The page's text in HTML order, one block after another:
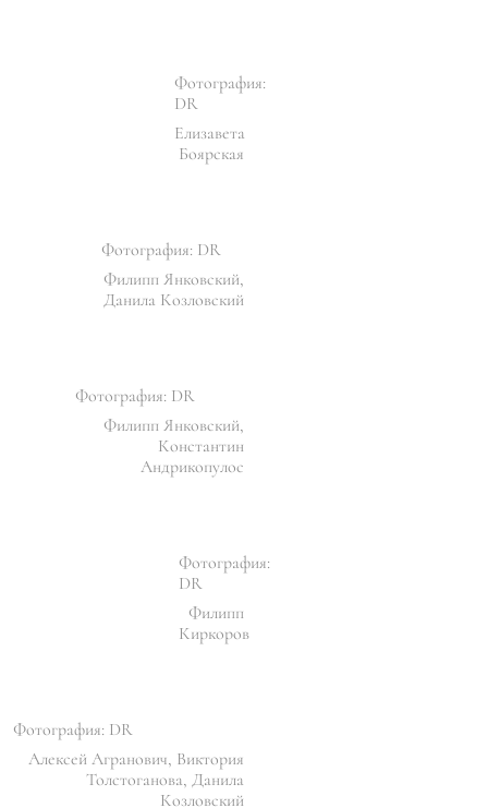
Фотография:
DR
Елизавета
Боярская
Фотография: DR
Филипп Янковский,
Данила Козловский
Фотография: DR
Филипп Янковский,
Константин
Андрикопулос
Фотография:
DR
Филипп
Киркоров
Фотография: DR
Алексей Агранович, Виктория
Толстоганова, Данила
Козловский